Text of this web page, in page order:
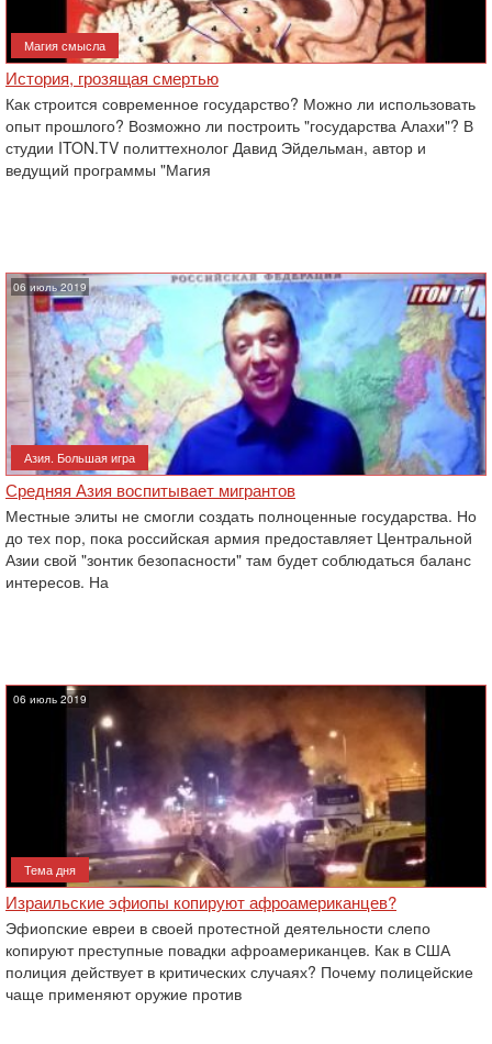
Магия смысла
История, грозящая смертью
Как строится современное государство? Можно ли использовать
опыт прошлого? Возможно ли построить "государства Алахи"? В
студии ITON.TV политтехнолог Давид Эйдельман, автор и
ведущий программы "Магия
06 июль 2019
Азия. Большая игра
Средняя Азия воспитывает мигрантов
Местные элиты не смогли создать полноценные государства. Но
до тех пор, пока российская армия предоставляет Центральной
Азии свой "зонтик безопасности" там будет соблюдаться баланс
интересов. На
06 июль 2019
Тема дня
Израильские эфиопы копируют афроамериканцев?
Эфиопские евреи в своей протестной деятельности слепо
копируют преступные повадки афроамериканцев. Как в США
полиция действует в критических случаях? Почему полицейские
чаще применяют оружие против